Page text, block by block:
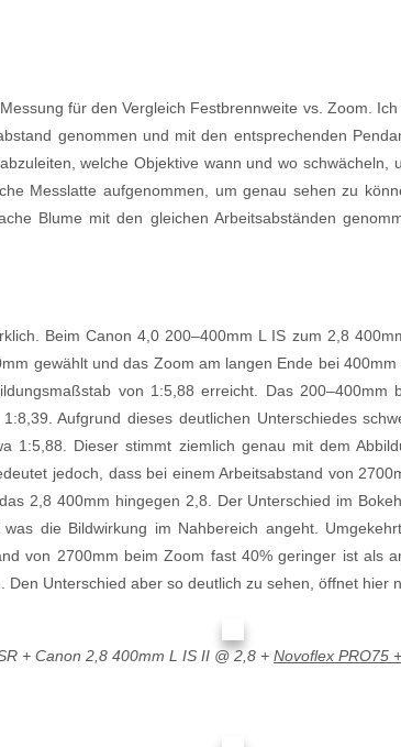
für den Vergleich Festbrennweite vs. Zoom.
genommen und mit den entsprechenden
welche Objektive wann und wo schwächeln,
Messlatte aufgenommen, um genau sehen zu
Blume mit den gleichen Arbeitsabständen
Beim Canon 4,0 200–400mm L IS zum 2,8
gewählt und das Zoom am langen Ende bei
von 1:5,88 erreicht. Das 200–400mm
Aufgrund dieses deutlichen Unterschiedes
1:5,88. Dieser stimmt ziemlich genau mit dem
jedoch, dass bei einem Arbeitsabstand von
2,8 400mm hingegen 2,8. Der Unterschied im
die Bildwirkung im Nahbereich angeht.
von 2700mm beim Zoom fast 40% geringer ist als
Den Unterschied aber so deutlich zu sehen, öffnet hier
+ Canon 2,8 400mm L IS II @ 2,8 + Novoflex PRO75